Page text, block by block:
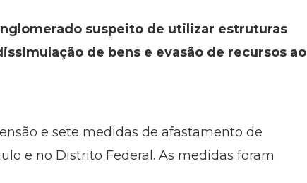
suspeito de utilizar estruturas
de bens e evasão de recursos ao
e sete medidas de afastamento de
e no Distrito Federal. As medidas foram